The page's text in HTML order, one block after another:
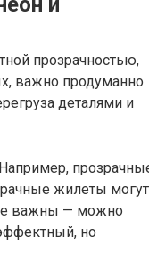
прозрачностью,
важно продуманно
деталями и
жилеты могут
важны — можно
но